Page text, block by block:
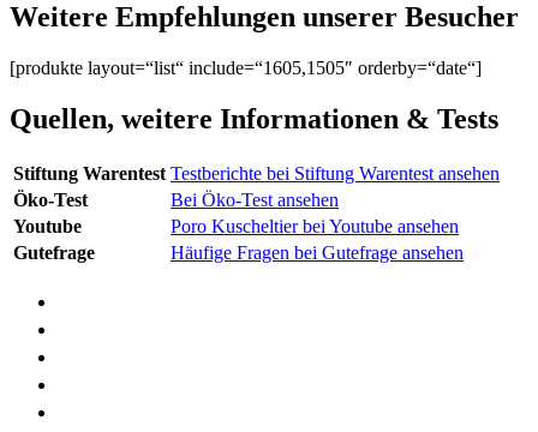
Weitere Empfehlungen unserer Besucher
[produkte layout=“list“ include=“1605,1505″ orderby=“date“]
Quellen, weitere Informationen & Tests
Stiftung Warentest Testberichte bei Stiftung Warentest ansehen
Öko-Test
Bei Öko-Test ansehen
Youtube
Poro Kuscheltier bei Youtube ansehen
Gutefrage
Häufige Fragen bei Gutefrage ansehen